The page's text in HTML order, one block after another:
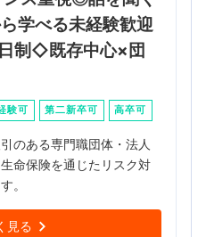
学べる未経験歓迎
制◇既存中心×団
験可 第二新卒可 高卒可
のある専門職団体・法人
命保険を通じたリスク対
。
見る